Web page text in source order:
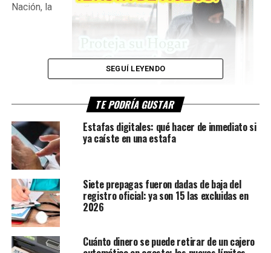
Nación, la
determinación fue tomada por el presidente Luiz Inácio
Lula da Silva, molesto por recientes declaraciones y
publicaciones del presidente Javier Milei sobre
Venezuela. El conflicto se agravó luego de un posteo del
mandatario argentino en redes sociales en el que respaldó
la presión de Estados Unidos sobre Nicolás Maduro y
cerró con una imagen de Lula junto al líder chavista,
interpretada en Brasil como una provocación directa.
SEGUÍ LEYENDO
TE PODRÍA GUSTAR
Estafas digitales: qué hacer de inmediato si
ya caíste en una estafa
Siete prepagas fueron dadas de baja del
registro oficial: ya son 15 las excluidas en
2026
Cuánto dinero se puede retirar de un cajero